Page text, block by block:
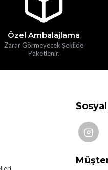
Özel Ambalajlama
Zarar Görmeyecek Şekilde
Paketlenir.